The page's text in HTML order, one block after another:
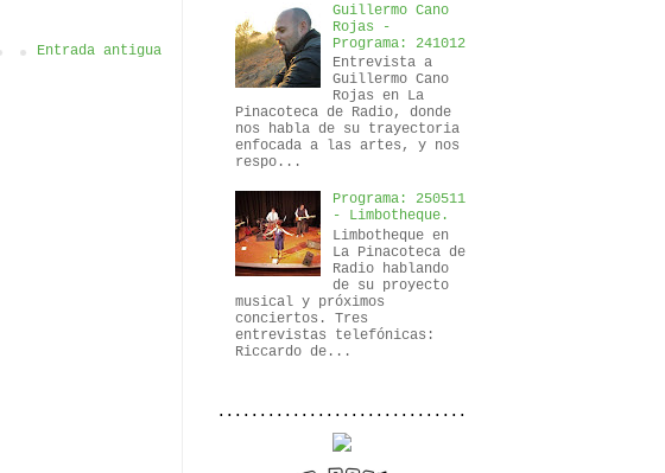
Entrada antigua
Guillermo Cano
Rojas -
Programa: 241012
Entrevista a
Guillermo Cano
Rojas en La
Pinacoteca de Radio, donde
nos habla de su trayectoria
enfocada a las artes, y nos
respo...
Programa: 250511
- Limbotheque.
Limbotheque en
La Pinacoteca de
Radio hablando
de su proyecto
musical y próximos
conciertos. Tres
entrevistas telefónicas:
Riccardo de...
..............................